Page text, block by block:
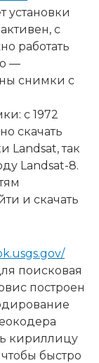
установки
с
работать
—
снимки с
с 1972
скачать
Landsat, так
Landsat-8.
и скачать
поисковая
построен
кириллицу
быстро